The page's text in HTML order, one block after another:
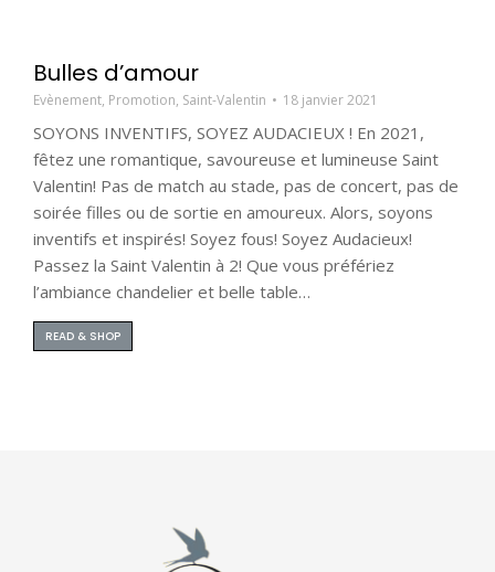
Bulles d’amour
Evènement, Promotion, Saint-Valentin 18 janvier 2021
SOYONS INVENTIFS, SOYEZ AUDACIEUX ! En 2021,
fêtez une romantique, savoureuse et lumineuse Saint
Valentin! Pas de match au stade, pas de concert, pas de
soirée filles ou de sortie en amoureux. Alors, soyons
inventifs et inspirés! Soyez fous! Soyez Audacieux!
Passez la Saint Valentin à 2! Que vous préfériez
l’ambiance chandelier et belle table…
READ & SHOP